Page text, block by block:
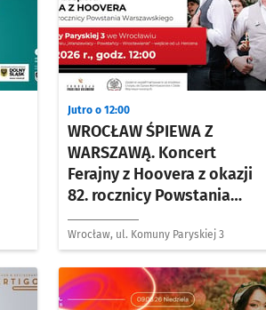
WROCŁAW ŚPIEWA Z
WARSZAWĄ. Koncert
Ferajny z Hoovera z okazji
82. rocznicy Powstania
Warszawskiego
Jutro o 12:00
Wrocław, ul. Komuny Paryskiej 3